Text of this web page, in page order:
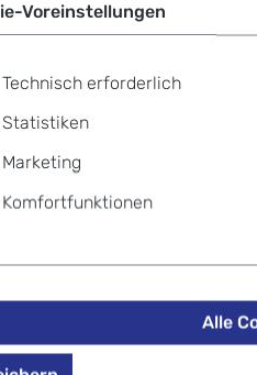
Voreinstellungen
Technisch erforderlich
Statistiken
Marketing
Komfortfunktionen
Alle